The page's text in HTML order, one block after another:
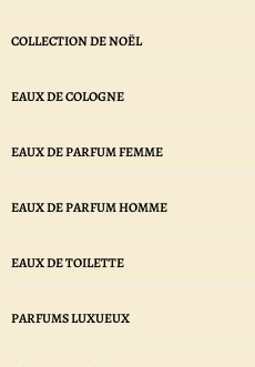
COLLECTION DE NOËL
EAUX DE COLOGNE
EAUX DE PARFUM FEMME
EAUX DE PARFUM HOMME
EAUX DE TOILETTE
PARFUMS LUXUEUX